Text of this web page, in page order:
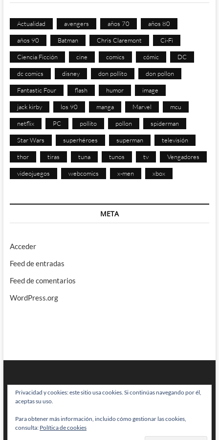
Actualidad avengers años 70 años 80
años 90 Batman Chris Claremont Ci-Fi
Ciencia Ficción cine comics cómic DC
dc comics disney don pollito don pollon
Fantastic Four flash humor image
jack kirby los 90 manga Marvel mcu
netflix PC pollito pollon spiderman
Star Wars superhéroes superman televisión
thor tiras tuna tunos tv Vengadores
videojuegos webcomics x-men xbox
META
Acceder
Feed de entradas
Feed de comentarios
WordPress.org
BRAINSTOMPING| Diseñado por:Theme Freesia|WordPress| © Todos
los derechos reservados
Privacidad y cookies: este sitio usa cookies. Si continúas navegando por él,
aceptas su uso.
Para obtener más información, incluido cómo gestionar las cookies,
consulta: Política de cookies